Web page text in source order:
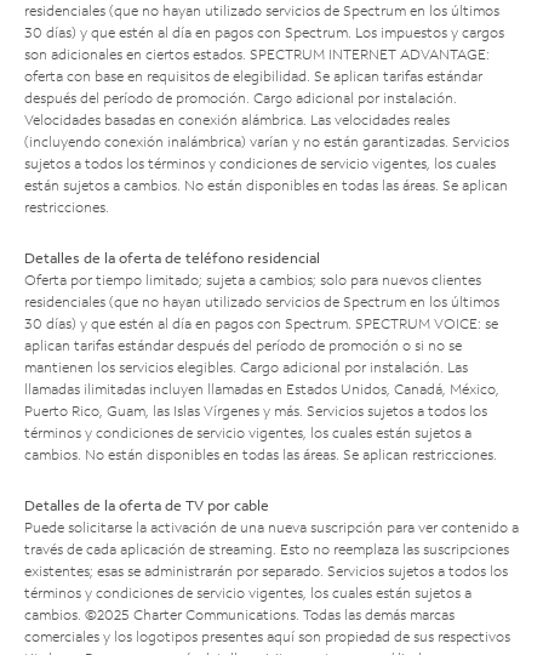
residenciales (que no hayan utilizado servicios de Spectrum en los últimos
30 días) y que estén al día en pagos con Spectrum. Los impuestos y cargos
son adicionales en ciertos estados. SPECTRUM INTERNET ADVANTAGE:
oferta con base en requisitos de elegibilidad. Se aplican tarifas estándar
después del período de promoción. Cargo adicional por instalación.
Velocidades basadas en conexión alámbrica. Las velocidades reales
(incluyendo conexión inalámbrica) varían y no están garantizadas. Servicios
sujetos a todos los términos y condiciones de servicio vigentes, los cuales
están sujetos a cambios. No están disponibles en todas las áreas. Se aplican
restricciones.
Detalles de la oferta de teléfono residencial
Oferta por tiempo limitado; sujeta a cambios; solo para nuevos clientes
residenciales (que no hayan utilizado servicios de Spectrum en los últimos
30 días) y que estén al día en pagos con Spectrum. SPECTRUM VOICE: se
aplican tarifas estándar después del período de promoción o si no se
mantienen los servicios elegibles. Cargo adicional por instalación. Las
llamadas ilimitadas incluyen llamadas en Estados Unidos, Canadá, México,
Puerto Rico, Guam, las Islas Vírgenes y más. Servicios sujetos a todos los
términos y condiciones de servicio vigentes, los cuales están sujetos a
cambios. No están disponibles en todas las áreas. Se aplican restricciones.
Detalles de la oferta de TV por cable
Puede solicitarse la activación de una nueva suscripción para ver contenido a
través de cada aplicación de streaming. Esto no reemplaza las suscripciones
existentes; esas se administrarán por separado. Servicios sujetos a todos los
términos y condiciones de servicio vigentes, los cuales están sujetos a
cambios. ©2025 Charter Communications. Todas las demás marcas
comerciales y los logotipos presentes aquí son propiedad de sus respectivos